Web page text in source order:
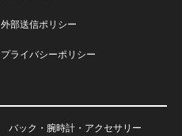
外部送信ポリシー
プライバシーポリシー
バック・腕時計・アクセサリー